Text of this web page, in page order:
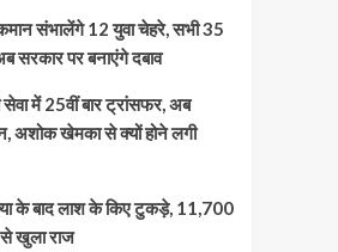
कमान संभालेंगे 12 युवा चेहरे, सभी 35
सरकार पर बनाएंगे दबाव
में 25वीं बार ट्रांसफर, अब
अशोक खेमका से क्यों होने लगी
के बाद लाश के किए टुकड़े, 11,700
खुला राज